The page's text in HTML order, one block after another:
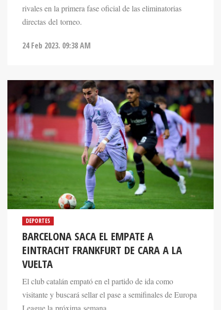
directas del torneo.
DEPORTES
BARCELONA SACA EL EMPATE A
EINTRACHT FRANKFURT DE CARA A LA
VUELTA
El club catalán empató en el partido de ida como
visitante y buscará sellar el pase a semifinales de Europa
League la próxima semana.